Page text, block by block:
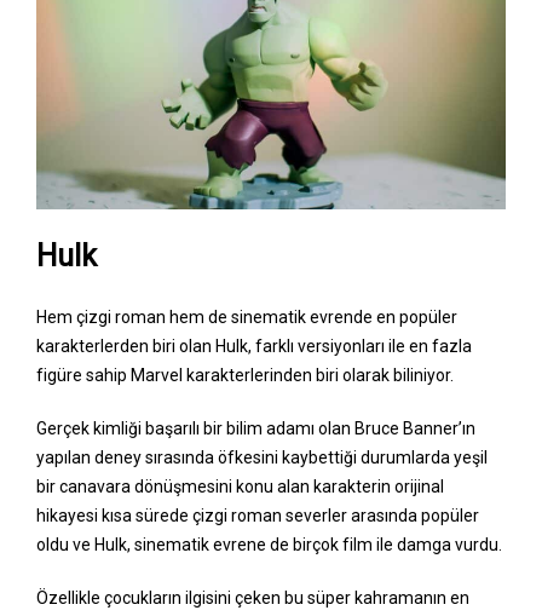
Hulk
Hem çizgi roman hem de sinematik evrende en popüler
karakterlerden biri olan Hulk, farklı versiyonları ile en fazla
figüre sahip Marvel karakterlerinden biri olarak biliniyor.
Gerçek kimliği başarılı bir bilim adamı olan Bruce Banner’ın
yapılan deney sırasında öfkesini kaybettiği durumlarda yeşil
bir canavara dönüşmesini konu alan karakterin orijinal
hikayesi kısa sürede çizgi roman severler arasında popüler
oldu ve Hulk, sinematik evrene de birçok film ile damga vurdu.
Özellikle çocukların ilgisini çeken bu süper kahramanın en